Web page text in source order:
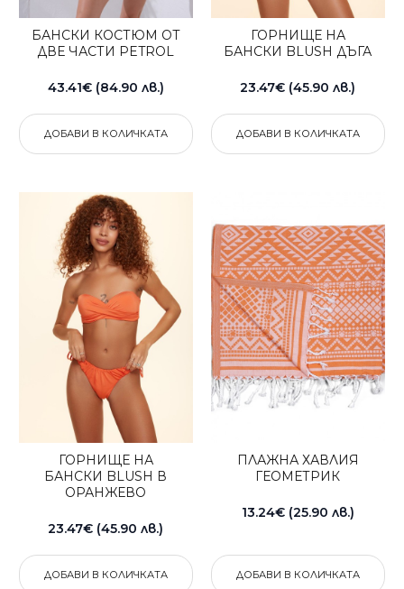
БАНСКИ КОСТЮМ ОТ
ДВЕ ЧАСТИ PETROL
43.41€ (84.90 лв.)
ДОБАВИ В КОЛИЧКАТА
ГОРНИЩЕ НА
БАНСКИ BLUSH ДЪГА
23.47€ (45.90 лв.)
ДОБАВИ В КОЛИЧКАТА
ГОРНИЩЕ НА
БАНСКИ BLUSH В
ОРАНЖЕВО
23.47€ (45.90 лв.)
ДОБАВИ В КОЛИЧКАТА
ПЛАЖНА ХАВЛИЯ
ГЕОМЕТРИК
13.24€ (25.90 лв.)
ДОБАВИ В КОЛИЧКАТА